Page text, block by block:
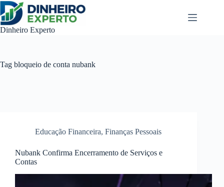
Pular
para
o
conteúdo
Dinheiro Experto
Tag bloqueio de conta nubank
Educação Financeira, Finanças Pessoais
Nubank Confirma Encerramento de Serviços e
Contas